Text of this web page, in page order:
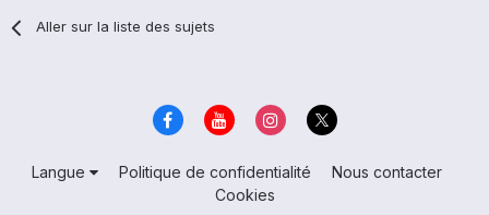
Aller sur la liste des sujets
Langue Politique de confidentialité
Nous contacter
Cookies